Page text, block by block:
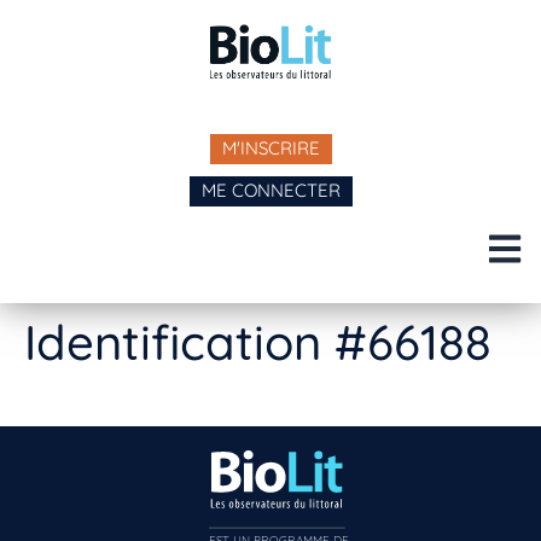
M'INSCRIRE
ME CONNECTER
Identification #66188